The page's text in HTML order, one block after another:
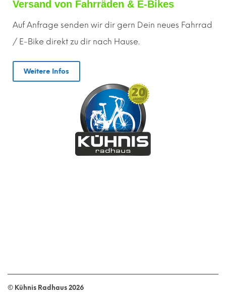
Versand von Fahrräden & E-Bikes
Auf Anfrage senden wir dir gern Dein neues Fahrrad
/ E-Bike direkt zu dir nach Hause.
Weitere Infos
© Kühnis Radhaus 2026